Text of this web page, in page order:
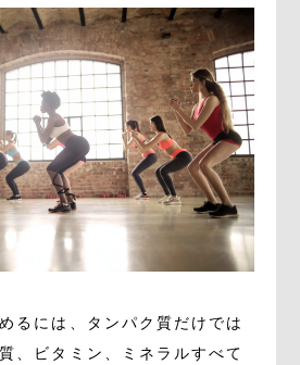
るには、タンパク質だけでは
、ビタミン、ミネラルすべて